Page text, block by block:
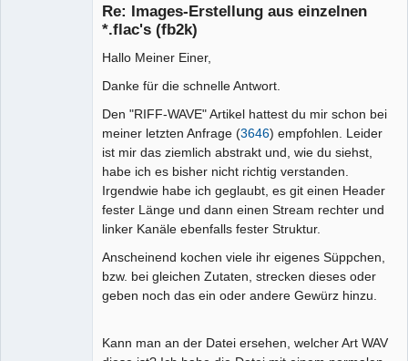
Re: Images-Erstellung aus einzelnen
*.flac's (fb2k)
Hallo Meiner Einer,
Danke für die schnelle Antwort.
Den "RIFF-WAVE" Artikel hattest du mir schon bei
meiner letzten Anfrage (3646) empfohlen. Leider
ist mir das ziemlich abstrakt und, wie du siehst,
habe ich es bisher nicht richtig verstanden.
Irgendwie habe ich geglaubt, es git einen Header
fester Länge und dann einen Stream rechter und
linker Kanäle ebenfalls fester Struktur.
Anscheinend kochen viele ihr eigenes Süppchen,
bzw. bei gleichen Zutaten, strecken dieses oder
geben noch das ein oder andere Gewürz hinzu.
Kann man an der Datei ersehen, welcher Art WAV